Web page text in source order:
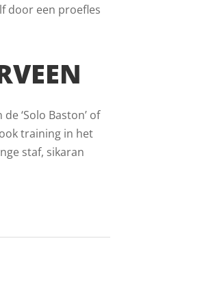
door een proefles
‘Solo Baston’ of
training in het
staf, sikaran